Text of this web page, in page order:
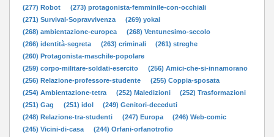
(277) Robot
(273) protagonista-femminile-con-occhiali
(271) Survival-Sopravvivenza
(269) yokai
(268) ambientazione-europea
(268) Ventunesimo-secolo
(266) identità-segreta
(263) criminali
(261) streghe
(260) Protagonista-maschile-popolare
(259) corpo-militare-soldati-esercito
(256) Amici-che-si-innamorano
(256) Relazione-professore-studente
(255) Coppia-sposata
(254) Ambientazione-tetra
(252) Maledizioni
(252) Trasformazioni
(251) Gag
(251) idol
(249) Genitori-deceduti
(248) Relazione-tra-studenti
(247) Europa
(246) Web-comic
(245) Vicini-di-casa
(244) Orfani-orfanotrofio